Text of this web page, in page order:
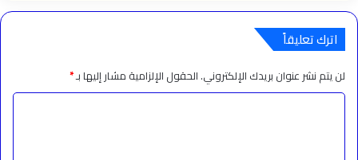
اترك تعليقاً
لن يتم نشر عنوان بريدك الإلكتروني.الحقول الإلزامية مشار إليها بـ*